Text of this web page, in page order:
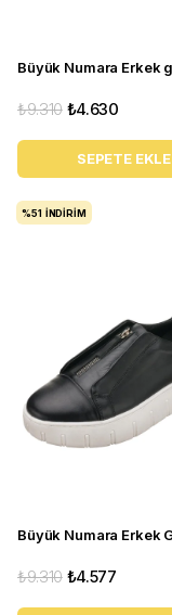
₺4.630
₺9.310
SEPETE EKLE
₺4.577
₺9.310
%51 İNDIRIM